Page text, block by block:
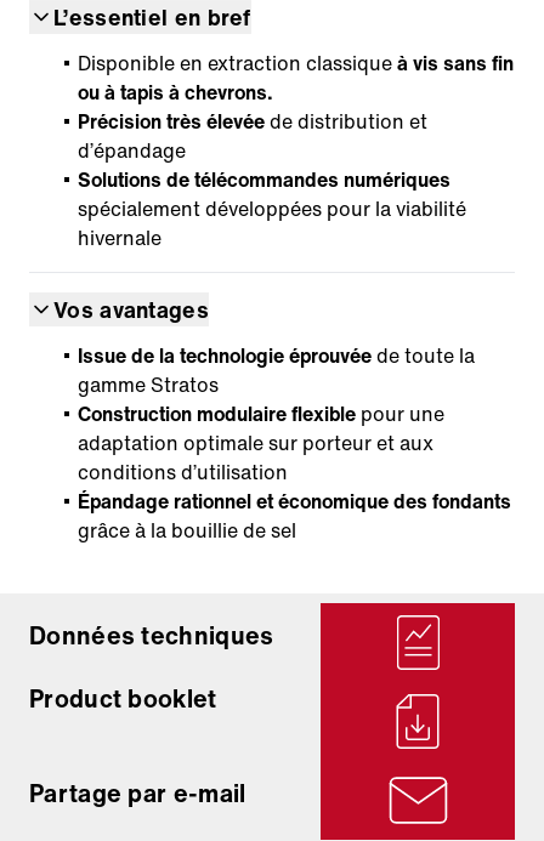
L’essentiel en bref
Disponible en extraction classiqueà vis sans fin
ou à tapis à chevrons.
Précision très élevéede distribution et
d’épandage
Solutions de télécommandes numériques
spécialement développées pour la viabilité
hivernale
Vos avantages
Issue de la technologie éprouvéede toute la
gamme Stratos
Construction modulaire flexible pour une
adaptation optimale sur porteur et aux
conditions d’utilisation
Épandage rationnel et économique des fondants
grâce à la bouillie de sel
Données techniques
Product booklet
Partage par e-mail